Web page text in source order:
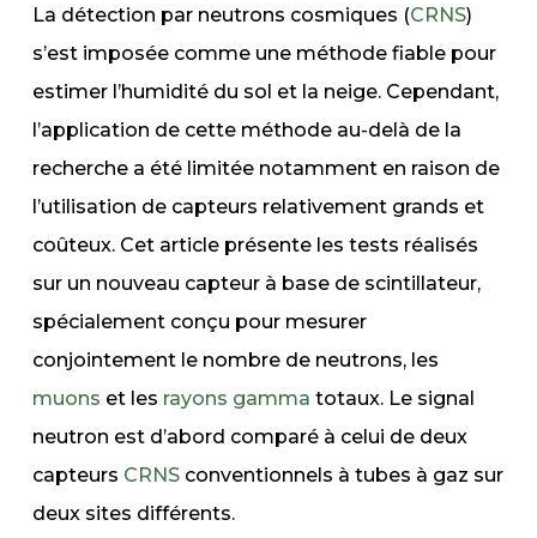
La détection par neutrons cosmiques (CRNS)
s’est imposée comme une méthode fiable pour
estimer l’humidité du sol et la neige. Cependant,
l’application de cette méthode au-delà de la
recherche a été limitée notamment en raison de
l’utilisation de capteurs relativement grands et
coûteux. Cet article présente les tests réalisés
sur un nouveau capteur à base de scintillateur,
spécialement conçu pour mesurer
conjointement le nombre de neutrons, les
muons et les rayons gamma totaux. Le signal
neutron est d’abord comparé à celui de deux
capteurs CRNSconventionnels à tubes à gaz sur
deux sites différents.